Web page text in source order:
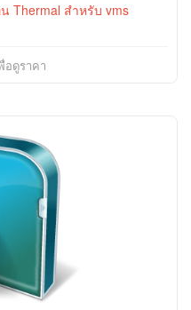
Thermal สำหรับ vms
อดูราคา